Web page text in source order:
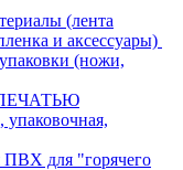
(лента
и аксессуары)
(ножи,
ПЕЧАТЬЮ
для "горячего